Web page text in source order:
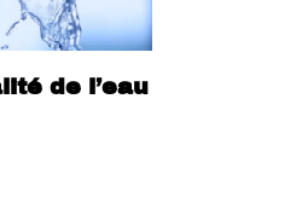
de l’eau